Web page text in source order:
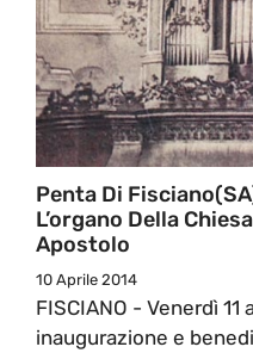
Penta Di
L’organo Della
Apostolo
10 Aprile 2014
FISCIANO - Venerdì 11
inaugurazione e